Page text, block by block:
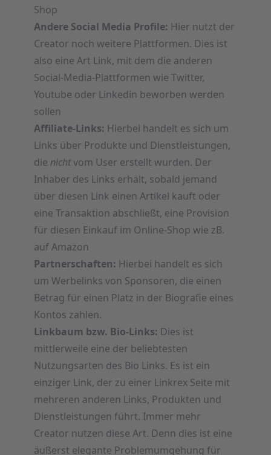
Shop
Andere Social Media Profile: Hier nutzt der
Creator noch weitere Plattformen. Dies ist
also eine Art Link, mit dem die anderen
Social-Media-Plattformen wie Twitter,
Youtube oder Linkedin beworben werden
sollen
Affiliate-Links: Hierbei handelt es sich um
Links über Produkte und Dienstleistungen,
die nichtvom User erstellt wurden. Der
Inhaber des Links erhält, sobald jemand
über diesen Link einen Artikel kauft oder
eine Transaktion abschließt, eine Provision
für diesen Einkauf im Online-Shop wie zB.
auf Amazon
Partnerschaften: Hierbei handelt es sich
um Werbelinks von Sponsoren, die einen
Betrag für einen Platz in der Biografie eines
Kontos zahlen.
Linkbaum bzw. Bio-Links: Dies ist
mittlerweile eine der beliebtesten
Nutzungsarten des Bio Links. Es ist ein
einziger Link, der zu einer Linkrex Seite mit
mehreren anderen Links, Produkten und
Dienstleistungen führt. Immer mehr
Creator nutzen diese Art. Denn dies ist eine
äußerst elegante Problemumgehung für